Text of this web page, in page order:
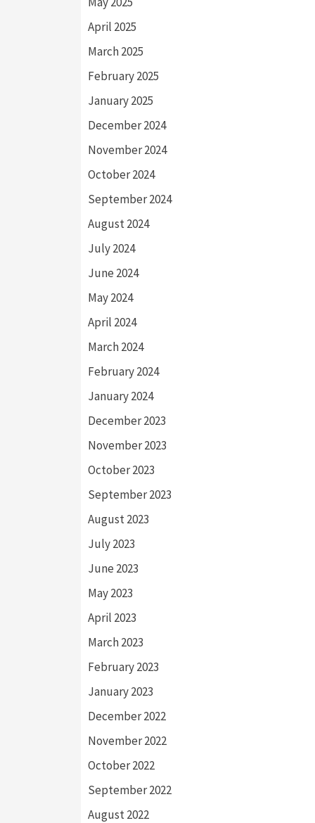
April 2025
March 2025
February 2025
January 2025
December 2024
November 2024
October 2024
September 2024
August 2024
July 2024
June 2024
May 2024
April 2024
March 2024
February 2024
January 2024
December 2023
November 2023
October 2023
September 2023
August 2023
July 2023
June 2023
May 2023
April 2023
March 2023
February 2023
January 2023
December 2022
November 2022
October 2022
September 2022
August 2022